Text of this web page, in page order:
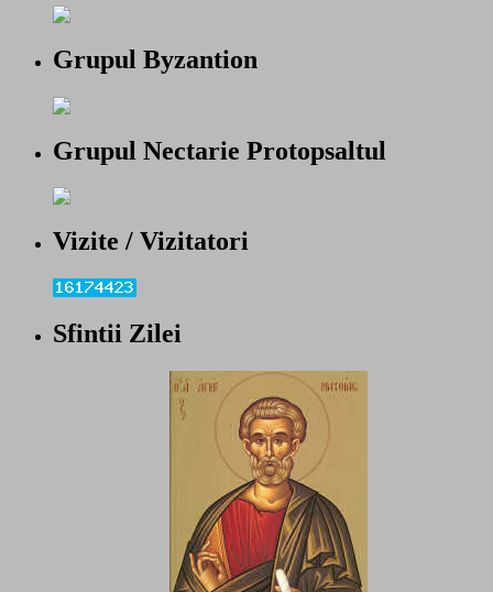
Grupul Byzantion
Grupul Nectarie Protopsaltul
Vizite / Vizitatori
Sfintii Zilei